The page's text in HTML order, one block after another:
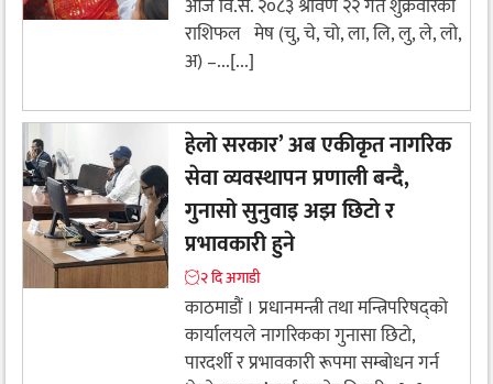
आज वि.सं. २०८३ श्रावण २२ गते शुक्रवारको
राशिफल मेष (चु, चे, चो, ला, लि, लु, ले, लो,
अ) –...[...]
हेलो सरकार’ अब एकीकृत नागरिक
सेवा व्यवस्थापन प्रणाली बन्दै,
गुनासो सुनुवाइ अझ छिटो र
प्रभावकारी हुने
२ दि अगाडी
काठमाडौं । प्रधानमन्त्री तथा मन्त्रिपरिषद्को
कार्यालयले नागरिकका गुनासा छिटो,
पारदर्शी र प्रभावकारी रूपमा सम्बोधन गर्न